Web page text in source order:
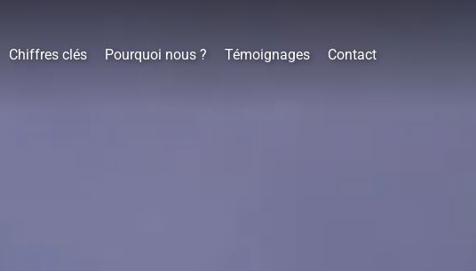
Chiffres clés Pourquoi nous ? Témoignages Contact